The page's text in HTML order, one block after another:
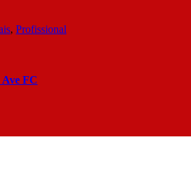
, Profissional
Ave FC